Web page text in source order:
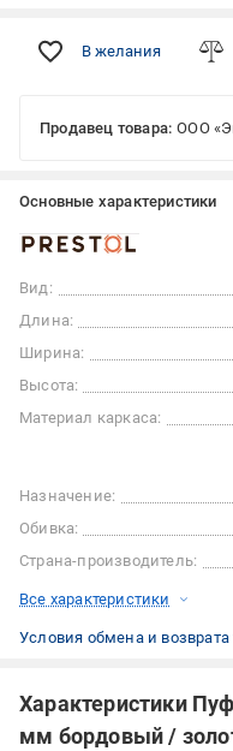
В желания
Продавец товара: ООО
Основные характеристики
Вид:
Длина:
Ширина:
Высота:
Материал каркаса:
Назначение:
Обивка:
Страна-производитель:
Все характеристики
Условия обмена и возврата
Характеристики
мм бордовый /